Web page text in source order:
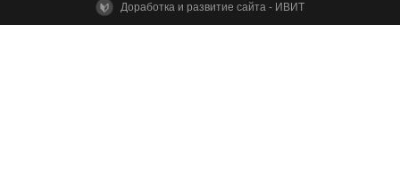
Доработка и развитие сайта - ИВИТ